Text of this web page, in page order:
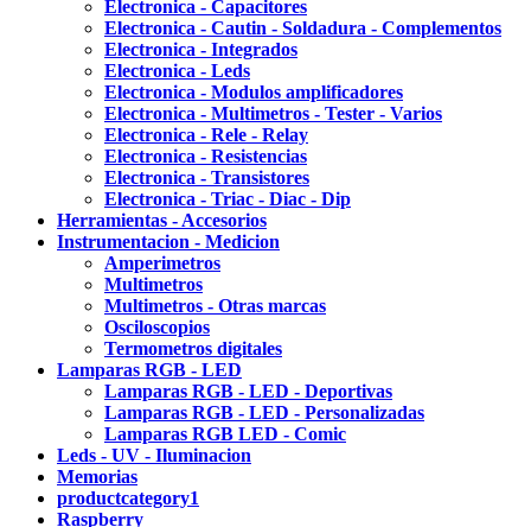
Electronica - Capacitores
Electronica - Cautin - Soldadura - Complementos
Electronica - Integrados
Electronica - Leds
Electronica - Modulos amplificadores
Electronica - Multimetros - Tester - Varios
Electronica - Rele - Relay
Electronica - Resistencias
Electronica - Transistores
Electronica - Triac - Diac - Dip
Herramientas - Accesorios
Instrumentacion - Medicion
Amperimetros
Multimetros
Multimetros - Otras marcas
Osciloscopios
Termometros digitales
Lamparas RGB - LED
Lamparas RGB - LED - Deportivas
Lamparas RGB - LED - Personalizadas
Lamparas RGB LED - Comic
Leds - UV - Iluminacion
Memorias
productcategory1
Raspberry